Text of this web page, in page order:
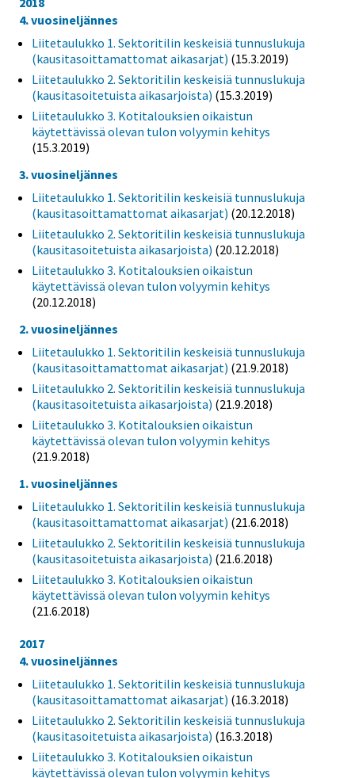
4. vuosineljännes
Liitetaulukko 1. Sektoritilin keskeisiä tunnuslukuja
(kausitasoittamattomat aikasarjat) (15.3.2019)
Liitetaulukko 2. Sektoritilin keskeisiä tunnuslukuja
(kausitasoitetuista aikasarjoista) (15.3.2019)
Liitetaulukko 3. Kotitalouksien oikaistun
käytettävissä olevan tulon volyymin kehitys
(15.3.2019)
3. vuosineljännes
Liitetaulukko 1. Sektoritilin keskeisiä tunnuslukuja
(kausitasoittamattomat aikasarjat) (20.12.2018)
Liitetaulukko 2. Sektoritilin keskeisiä tunnuslukuja
(kausitasoitetuista aikasarjoista) (20.12.2018)
Liitetaulukko 3. Kotitalouksien oikaistun
käytettävissä olevan tulon volyymin kehitys
(20.12.2018)
2. vuosineljännes
Liitetaulukko 1. Sektoritilin keskeisiä tunnuslukuja
(kausitasoittamattomat aikasarjat) (21.9.2018)
Liitetaulukko 2. Sektoritilin keskeisiä tunnuslukuja
(kausitasoitetuista aikasarjoista) (21.9.2018)
Liitetaulukko 3. Kotitalouksien oikaistun
käytettävissä olevan tulon volyymin kehitys
(21.9.2018)
1. vuosineljännes
Liitetaulukko 1. Sektoritilin keskeisiä tunnuslukuja
(kausitasoittamattomat aikasarjat) (21.6.2018)
Liitetaulukko 2. Sektoritilin keskeisiä tunnuslukuja
(kausitasoitetuista aikasarjoista) (21.6.2018)
Liitetaulukko 3. Kotitalouksien oikaistun
käytettävissä olevan tulon volyymin kehitys
(21.6.2018)
2017
4. vuosineljännes
Liitetaulukko 1. Sektoritilin keskeisiä tunnuslukuja
(kausitasoittamattomat aikasarjat) (16.3.2018)
Liitetaulukko 2. Sektoritilin keskeisiä tunnuslukuja
(kausitasoitetuista aikasarjoista) (16.3.2018)
Liitetaulukko 3. Kotitalouksien oikaistun
käytettävissä olevan tulon volyymin kehitys